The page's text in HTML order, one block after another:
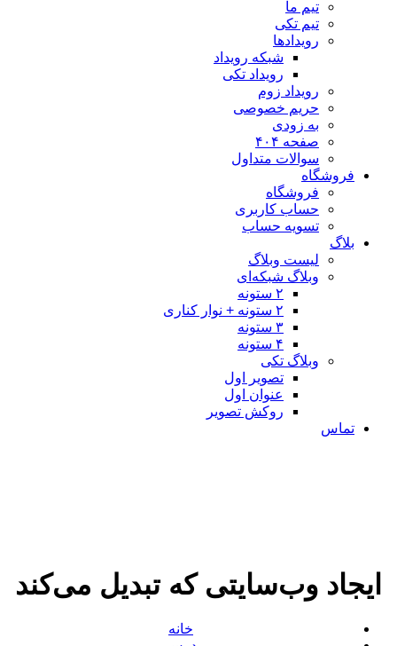
تیم ما
تیم تکی
رویدادها
شبکه رویداد
رویداد تکی
رویداد زوم
حریم خصوصی
به زودی
صفحه ۴۰۴
سوالات متداول
فروشگاه
فروشگاه
حساب کاربری
تسویه حساب
بلاگ
لیست وبلاگ
وبلاگ شبکه‌ای
وبلاگ تکی
تصویر اول
عنوان اول
روکش تصویر
تماس
وب‌سایتی که تبدیل می‌کند